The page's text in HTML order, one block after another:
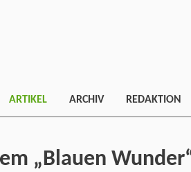
ARTIKEL ARCHIV REDAKTION
„Blauen